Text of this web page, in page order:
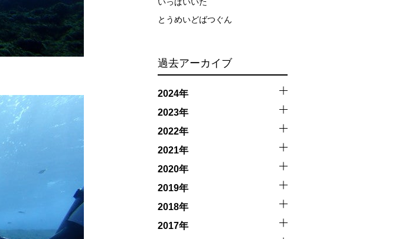
とうめいどばつぐん
過去アーカイブ
2024年
2023年
2022年
2021年
2020年
2019年
2018年
2017年
ください。
ジラの行動や、クジラとの接触によってトラブルが発生する可能性があります。さらに、
ります。そして、これらを要因として傷害や損害が発生する場合があります。またホエー
あっても、当ツアー開催主催者とガイド、船舶の保有者及び船長に対して損害賠償を請求